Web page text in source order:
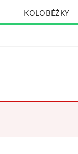
KOLOBĚŽKY